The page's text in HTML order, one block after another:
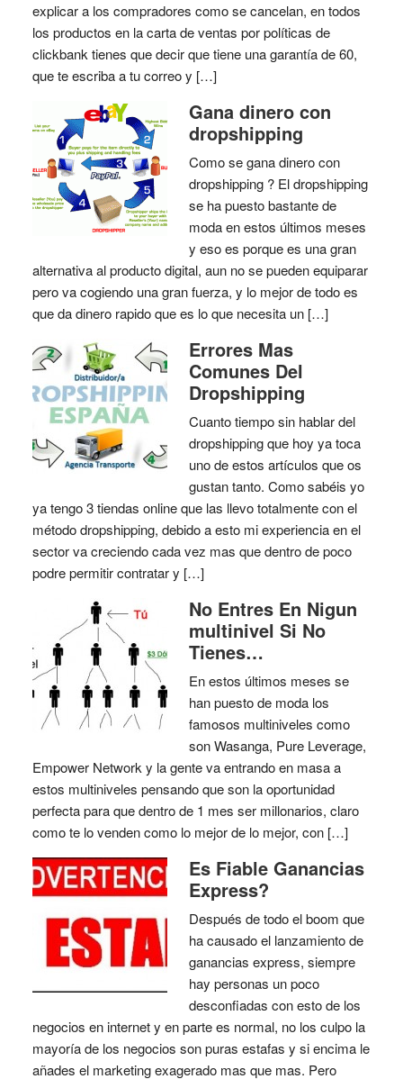
explicar a los compradores como se cancelan, en todos
los productos en la carta de ventas por políticas de
clickbank tienes que decir que tiene una garantía de 60,
que te escriba a tu correo y […]
Gana dinero con
dropshipping
Como se gana dinero con
dropshipping ? El dropshipping
se ha puesto bastante de
moda en estos últimos meses
y eso es porque es una gran
alternativa al producto digital, aun no se pueden equiparar
pero va cogiendo una gran fuerza, y lo mejor de todo es
que da dinero rapido que es lo que necesita un […]
Errores Mas
Comunes Del
Dropshipping
Cuanto tiempo sin hablar del
dropshipping que hoy ya toca
uno de estos artículos que os
gustan tanto. Como sabéis yo
ya tengo 3 tiendas online que las llevo totalmente con el
método dropshipping, debido a esto mi experiencia en el
sector va creciendo cada vez mas que dentro de poco
podre permitir contratar y […]
No Entres En Nigun
multinivel Si No
Tienes…
En estos últimos meses se
han puesto de moda los
famosos multiniveles como
son Wasanga, Pure Leverage,
Empower Network y la gente va entrando en masa a
estos multiniveles pensando que son la oportunidad
perfecta para que dentro de 1 mes ser millonarios, claro
como te lo venden como lo mejor de lo mejor, con […]
Es Fiable Ganancias
Express?
Después de todo el boom que
ha causado el lanzamiento de
ganancias express, siempre
hay personas un poco
desconfiadas con esto de los
negocios en internet y en parte es normal, no los culpo la
mayoría de los negocios son puras estafas y si encima le
añades el marketing exagerado mas que mas. Pero